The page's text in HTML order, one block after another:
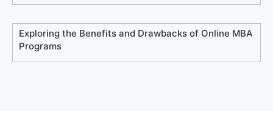
Exploring the Benefits and Drawbacks of Online MBA
Programs